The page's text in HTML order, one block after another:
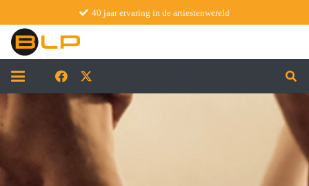
40 jaar ervaring in de artiestenwereld